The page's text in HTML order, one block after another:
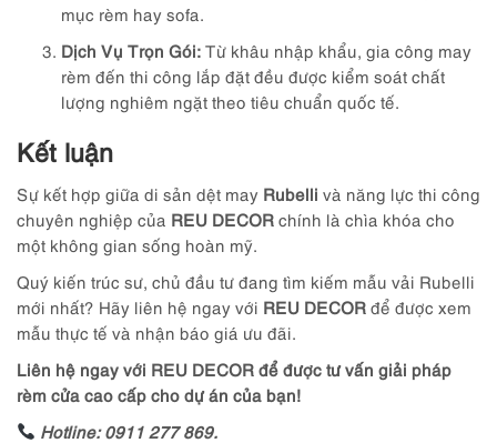
mục rèm hay sofa.
Dịch Vụ Trọn Gói: Từ khâu nhập khẩu, gia công may
rèm đến thi công lắp đặt đều được kiểm soát chất
lượng nghiêm ngặt theo tiêu chuẩn quốc tế.
Kết luận
Sự kết hợp giữa di sản dệt may Rubelli và năng lực thi công
chuyên nghiệp của REU DECOR chính là chìa khóa cho
một không gian sống hoàn mỹ.
Quý kiến trúc sư, chủ đầu tư đang tìm kiếm mẫu vải Rubelli
mới nhất? Hãy liên hệ ngay với REU DECOR để được xem
mẫu thực tế và nhận báo giá ưu đãi.
Liên hệ ngay với REU DECOR để được tư vấn giải pháp
rèm cửa cao cấp cho dự án của bạn!
Hotline: 0911 277 869.